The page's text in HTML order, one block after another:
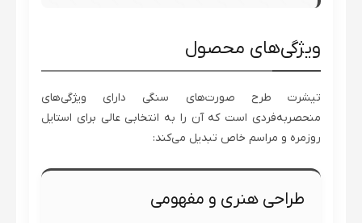
ویژگی‌های محصول
تیشرت طرح صورت‌های سنگی دارای ویژگی‌های
منحصربه‌فردی است که آن را به انتخابی عالی برای استایل
روزمره و مراسم خاص تبدیل می‌کند:
طراحی هنری و مفهومی